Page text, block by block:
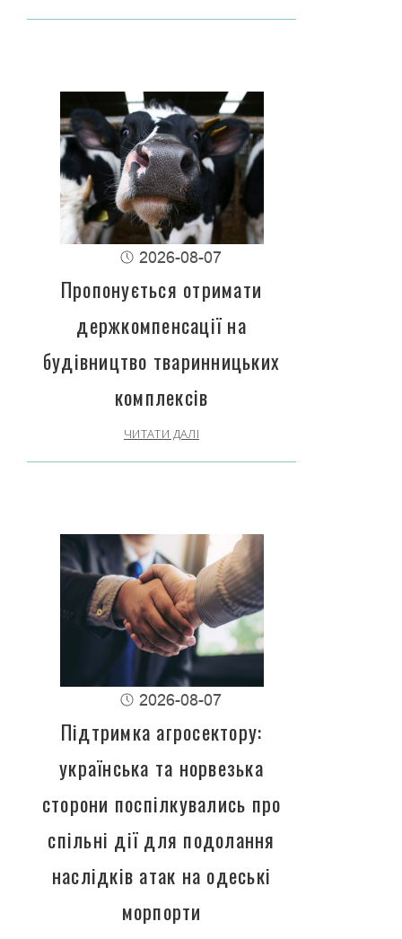
2026-08-07
Пропонується отримати
держкомпенсації на
будівництво тваринницьких
комплексів
ЧИТАТИ ДАЛІ
2026-08-07
Підтримка агросектору:
українська та норвезька
сторони поспілкувались про
спільні дії для подолання
наслідків атак на одеські
морпорти